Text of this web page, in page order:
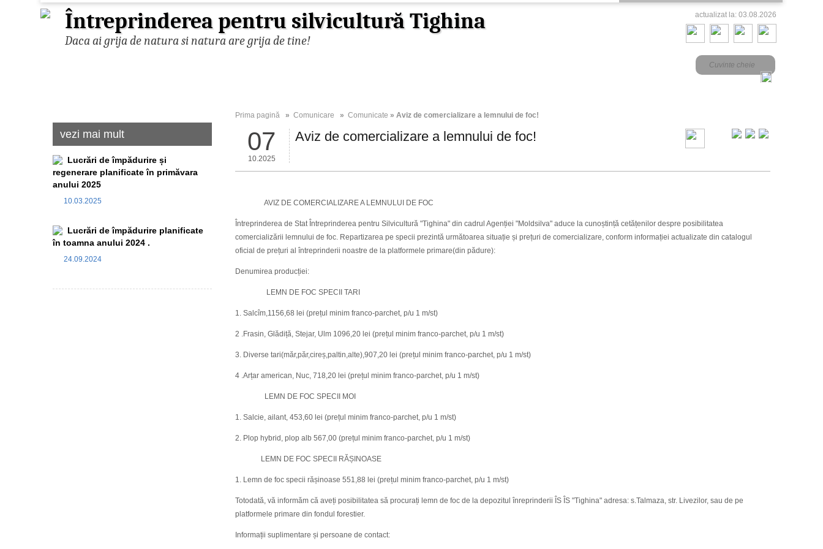
Întreprinderea pentru silvicultură Tighina
Daca ai grija de natura si natura are grija de tine!
actualizat la: 03.08.2026
vezi mai mult
Lucrări de împădurire și
regenerare planificate în primăvara
anului 2025
10.03.2025
Lucrări de împădurire planificate
în toamna anului 2024 .
24.09.2024
Prima pagină » Comunicare » Comunicate » Aviz de comercializare a lemnului de foc!
07
10.2025
Aviz de comercializare a lemnului de foc!
AVIZ DE COMERCIALIZARE A LEMNULUI DE FOC
Întreprinderea de Stat Întreprinderea pentru Silvicultură "Tighina" din cadrul Agenției "Moldsilva" aduce la cunoștință cetățenilor despre posibilitatea
comercializării lemnului de foc. Repartizarea pe specii prezintă următoarea situație și prețuri de comercializare, conform informației actualizate din catalogul
oficial de prețuri al întreprinderii noastre de la platformele primare(din pădure):
Denumirea producției:
LEMN DE FOC SPECII TARI
1. Salcîm,1156,68 lei (prețul minim franco-parchet, p/u 1 m/st)
2 .Frasin, Glădiță, Stejar, Ulm 1096,20 lei (prețul minim franco-parchet, p/u 1 m/st)
3. Diverse tari(măr,păr,cireș,paltin,alte),907,20 lei (prețul minim franco-parchet, p/u 1 m/st)
4 .Arțar american, Nuc, 718,20 lei (prețul minim franco-parchet, p/u 1 m/st)
LEMN DE FOC SPECII MOI
1. Salcie, ailant, 453,60 lei (prețul minim franco-parchet, p/u 1 m/st)
2. Plop hybrid, plop alb 567,00 (prețul minim franco-parchet, p/u 1 m/st)
LEMN DE FOC SPECII RĂȘINOASE
1. Lemn de foc specii rășinoase 551,88 lei (prețul minim franco-parchet, p/u 1 m/st)
Totodată, vă informăm că aveți posibilitatea să procurați lemn de foc de la depozitul înreprinderii ÎS ÎS "Tighina" adresa: s.Talmaza, str. Livezilor, sau de pe
platformele primare din fondul forestier.
Informații suplimentare și persoane de contact: